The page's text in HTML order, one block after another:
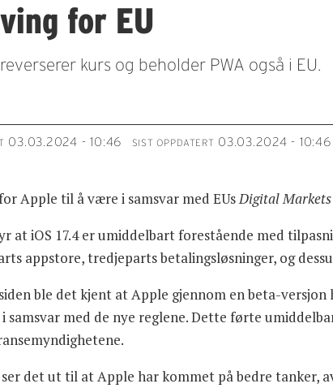
for EU
kurs og beholder PWA også i EU.
03.03.2024 - 10:46 SIST OPPDATERT 03.03.2024 - 10:46
Apple til å være i samsvar med EUsDigital
at iOS 17.4 er umiddelbart forestående med
appstore, tredjeparts betalingsløsninger, og
ble det kjent at Apple gjennom en beta-
samsvar med de nye reglene. Dette førte
det ut til at Apple har kommet på bedre tanker,